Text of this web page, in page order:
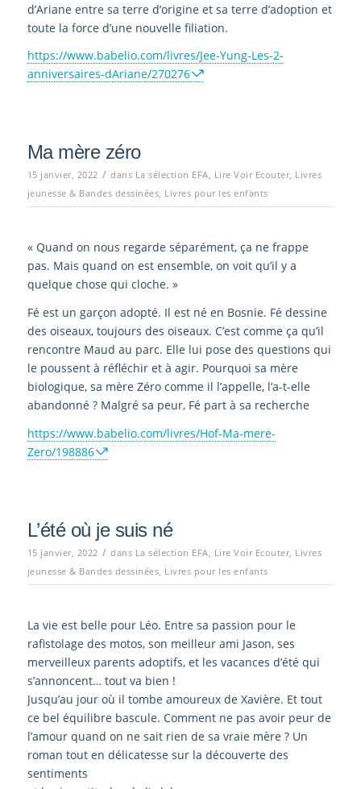
d’Ariane entre sa terre d’origine et sa terre d’adoption et
toute la force d’une nouvelle filiation.
https://www.babelio.com/livres/Jee-Yung-Les-2-
anniversaires-dAriane/270276
Ma mère zéro
15 janvier, 2022 / dans La sélection EFA, Lire Voir Ecouter, Livres
jeunesse & Bandes dessinées, Livres pour les enfants
« Quand on nous regarde séparément, ça ne frappe
pas. Mais quand on est ensemble, on voit qu’il y a
quelque chose qui cloche. »
Fé est un garçon adopté. Il est né en Bosnie. Fé dessine
des oiseaux, toujours des oiseaux. C’est comme ça qu’il
rencontre Maud au parc. Elle lui pose des questions qui
le poussent à réfléchir et à agir. Pourquoi sa mère
biologique, sa mère Zéro comme il l’appelle, l’a-t-elle
abandonné ? Malgré sa peur, Fé part à sa recherche
https://www.babelio.com/livres/Hof-Ma-mere-
Zero/198886
L’été où je suis né
15 janvier, 2022 / dans La sélection EFA, Lire Voir Ecouter, Livres
jeunesse & Bandes dessinées, Livres pour les enfants
La vie est belle pour Léo. Entre sa passion pour le
rafistolage des motos, son meilleur ami Jason, ses
merveilleux parents adoptifs, et les vacances d’été qui
s’annoncent… tout va bien !
Jusqu’au jour où il tombe amoureux de Xavière. Et tout
ce bel équilibre bascule. Comment ne pas avoir peur de
l’amour quand on ne sait rien de sa vraie mère ? Un
roman tout en délicatesse sur la découverte des
sentiments